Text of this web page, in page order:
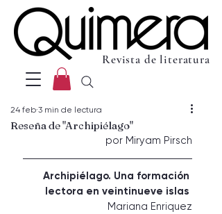
Revista de literatura
Reseña de "Archipiélago"
24 feb 3 min de lectura
por Miryam Pirsch
Archipiélago. Una formación
lectora en veintinueve islas
Mariana Enriquez